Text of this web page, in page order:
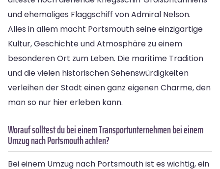
und ehemaliges Flaggschiff von Admiral Nelson.
Alles in allem macht Portsmouth seine einzigartige
Kultur, Geschichte und Atmosphäre zu einem
besonderen Ort zum Leben. Die maritime Tradition
und die vielen historischen Sehenswürdigkeiten
verleihen der Stadt einen ganz eigenen Charme, den
man so nur hier erleben kann.
Worauf solltest du bei einem Transportunternehmen bei einem
Umzug nach Portsmouth achten?
Bei einem Umzug nach Portsmouth ist es wichtig, ein